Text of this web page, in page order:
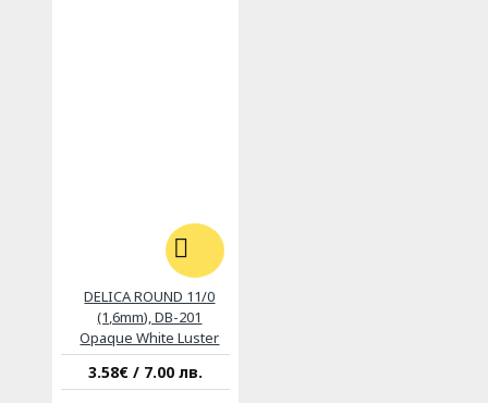
DELICA ROUND 11/0
(1,6mm), DB-201
Opaque White Luster
3.58€ / 7.00 лв.